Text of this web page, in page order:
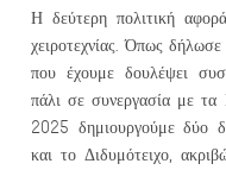
Η δεύτερη πολιτική
χειροτεχνίας. Όπως
που έχουμε δουλέψει
πάλι σε συνεργασία με τα
2025 δημιουργούμε δύο
και το Διδυμότειχο,